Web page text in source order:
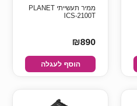
ממיר תעשייתי PLANET
ICS-2100T
₪890
הוסף לעגלה